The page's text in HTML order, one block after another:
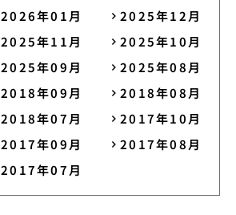
2026年01月
2025年12月
2025年11月
2025年10月
2025年09月
2025年08月
2018年09月
2018年08月
2018年07月
2017年10月
2017年09月
2017年08月
2017年07月